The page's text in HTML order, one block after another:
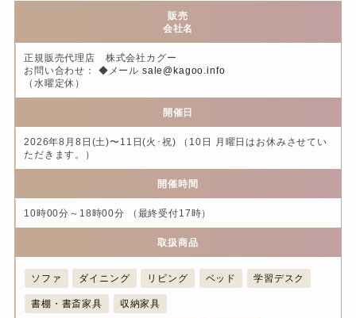
販売
会社名
正規販売代理店 株式会社カグー
お問い合わせ： ◆メール sale@kagoo.info
（水曜定休）
開催日
2026年8月8日(土)〜11日(火･祝) （10日 月曜日はお休みさせてい
ただきます。）
開催時間
10時00分～18時00分 （最終受付17時）
取扱商品
ソファ ダイニング リビング ベッド 学習デスク
書棚・書斎家具 収納家具